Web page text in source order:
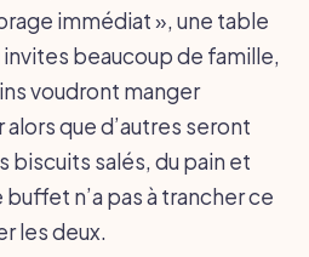
immédiat », une table
invites beaucoup de famille,
voudront manger
alors que d’autres seront
biscuits salés, du pain et
n’a pas à trancher ce
les deux.